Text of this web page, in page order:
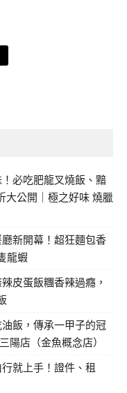
！必吃肥龍叉燒飯、黯
大公開｜極之好味 燒臘
廳新開幕！超狂麵包香
龍蝦
皮蛋飯糰香辣過癮，
油飯，傳承一甲子的冠
陽店（金魚概念店）
就上手！證件、租